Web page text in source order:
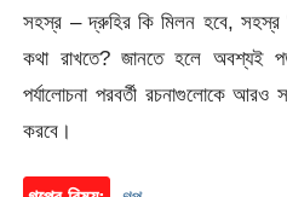
সহস্র – দ্রুহির কি মিলন হবে, সহস্র
কথা রাখতে? জানতে হলে অবশ্যই
পর্যালোচনা পরবর্তী রচনাগুলোকে
করবে।